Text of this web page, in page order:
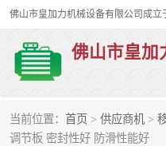
佛山市皇加
当前位置： 首页 > 供应商机 >
调节板 密封性好 防滑性能好
移动式登车桥